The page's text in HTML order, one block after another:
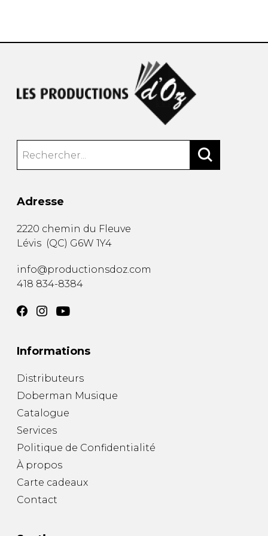
Adresse
2220 chemin du Fleuve
Lévis (QC) G6W 1Y4
info@productionsdoz.com
418 834-8384
Informations
Distributeurs
Doberman Musique
Catalogue
Services
Politique de Confidentialité
À propos
Carte cadeaux
Contact